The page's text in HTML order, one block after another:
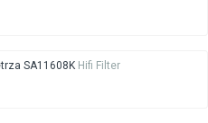
SA11608K Hifi Filter